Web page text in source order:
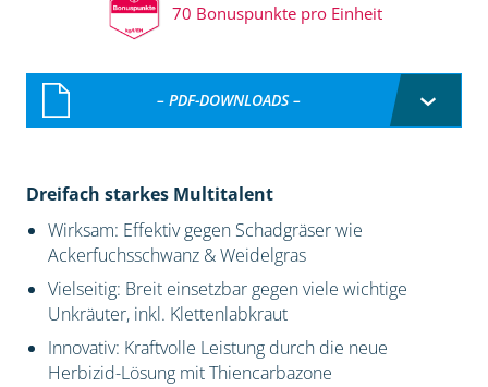
70 Bonuspunkte pro Einheit
– PDF-DOWNLOADS –
Dreifach starkes Multitalent
Wirksam: Effektiv gegen Schadgräser wie
Ackerfuchsschwanz & Weidelgras
Vielseitig: Breit einsetzbar gegen viele wichtige
Unkräuter, inkl. Klettenlabkraut
Innovativ: Kraftvolle Leistung durch die neue
Herbizid-Lösung mit Thiencarbazone